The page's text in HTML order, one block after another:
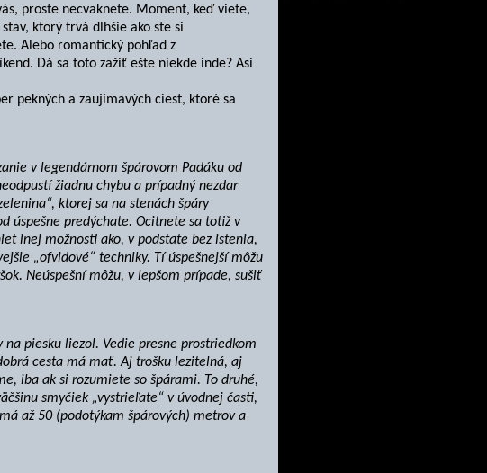
proste necvaknete. Moment, keď viete,
ktorý trvá dlhšie ako ste si
Alebo romantický pohľad z
Dá sa toto zažiť ešte niekde inde? Asi
pekných a zaujímavých ciest, ktoré sa
v legendárnom špárovom Padáku od
žiadnu chybu a prípadný nezdar
ktorej sa na stenách špáry
úspešne predýchate. Ocitnete sa totiž v
inej možnosti ako, v podstate bez istenia,
„ofvidové“ techniky. Tí úspešnejší môžu
Neúspešní môžu, v lepšom prípade, sušiť
piesku liezol. Vedie presne prostriedkom
cesta má mať. Aj trošku lezitelná, aj
iba ak si rozumiete so špárami. To druhé,
smyčiek „vystrieľate“ v úvodnej časti,
až 50 (podotýkam špárových) metrov a